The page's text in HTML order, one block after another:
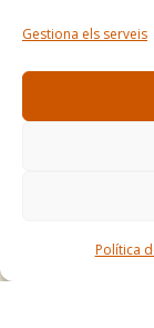
Gestiona els serveis
Política